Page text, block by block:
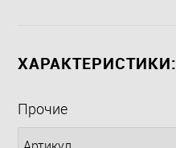
ХАРАКТЕРИСТИКИ:
Прочие